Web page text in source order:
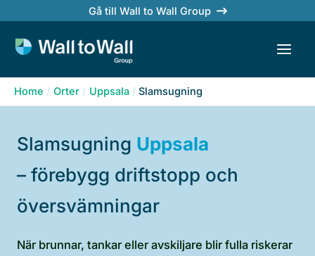
content
Gå till Wall to Wall Group
Home Orter Uppsala Slamsugning
Slamsugning Uppsala
– förebygg driftstopp och
översvämningar
När brunnar, tankar eller avskiljare blir fulla riskerar